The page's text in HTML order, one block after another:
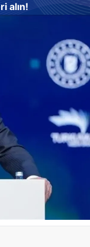
alın!